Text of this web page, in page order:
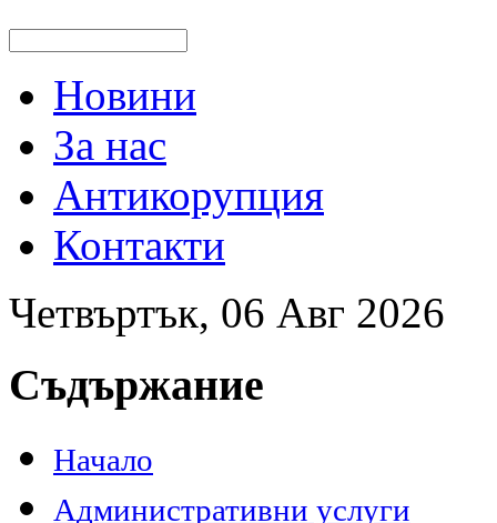
Новини
За нас
Антикорупция
Контакти
Четвъртък, 06 Авг 2026
Съдържание
Начало
Административни услуги